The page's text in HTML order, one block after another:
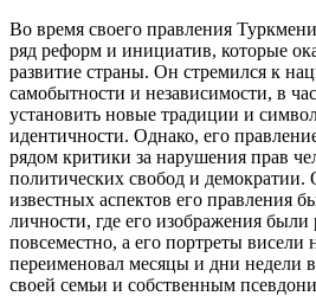
Во время своего правления
ряд реформ и инициатив, которые
развитие страны. Он стремился к
самобытности и независимости, в
установить новые традиции и
идентичности. Однако, его
рядом критики за нарушения прав
политических свобод и
известных аспектов его правления
личности, где его изображения были
повсеместно, а его портреты
переименовал месяцы и дни недели
своей семьи и собственным